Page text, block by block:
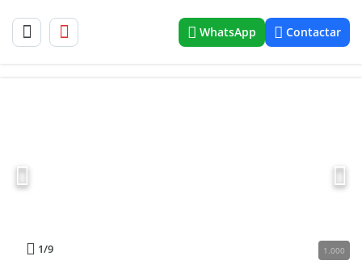
WhatsApp Contactar
1/9 1.000